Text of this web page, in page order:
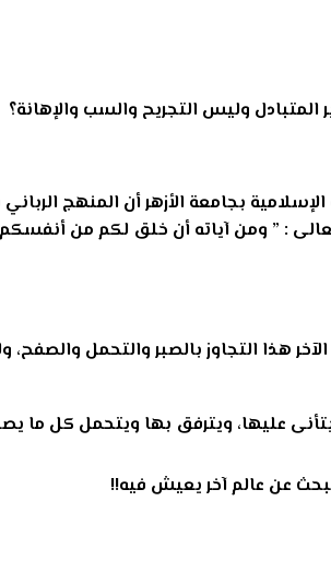
المتبادل وليس التجريح والسب والإهانة؟
بجامعة الأزهر أن المنهج
تعالى : ” ومن آياته أن خلق لكم من
هذا التجاوز بالصبر والتحمل
عليها، ويترفق بها ويتحمل كل
عن عالم آخر يعيش فيه!!